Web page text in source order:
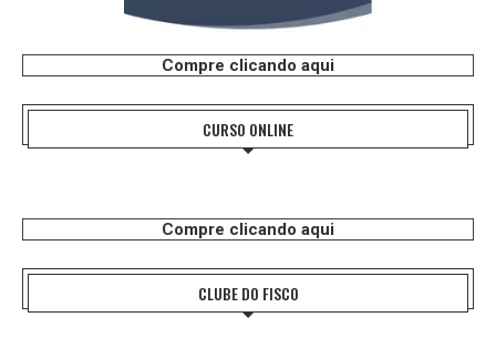
Compre clicando aqui
CURSO ONLINE
Compre clicando aqui
CLUBE DO FISCO